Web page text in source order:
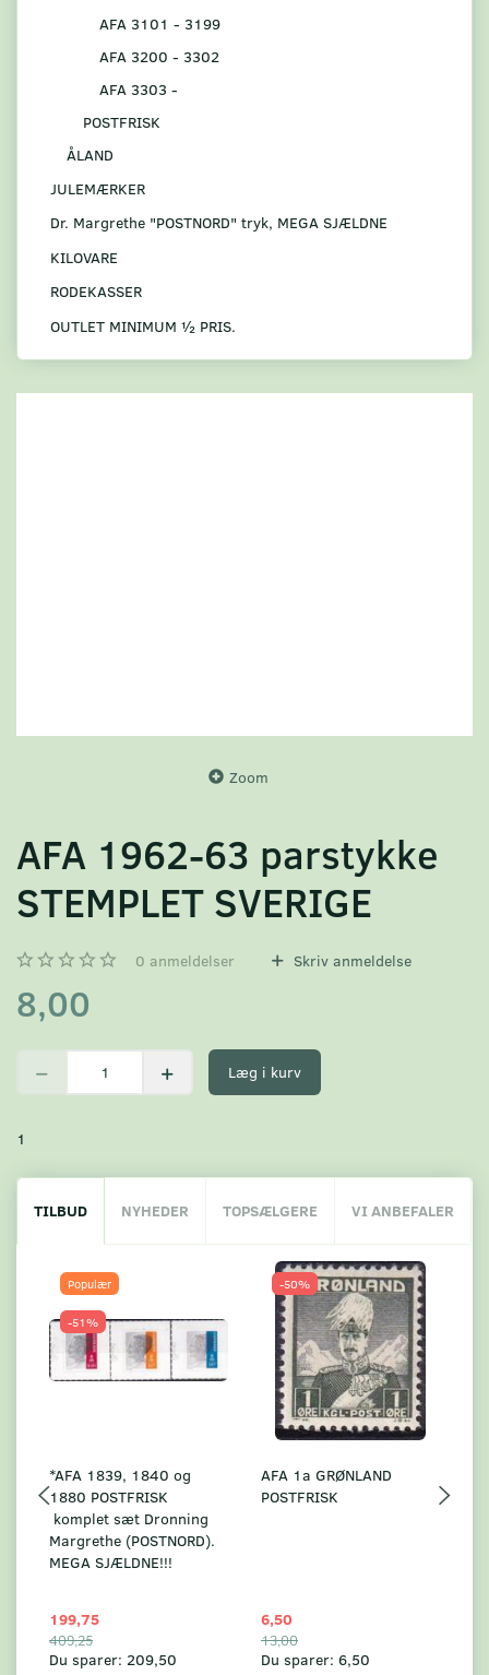
AFA 3101 - 3199
AFA 3200 - 3302
AFA 3303 -
POSTFRISK
ÅLAND
JULEMÆRKER
Dr. Margrethe "POSTNORD" tryk, MEGA SJÆLDNE
KILOVARE
RODEKASSER
OUTLET MINIMUM ½ PRIS.
Zoom
AFA 1962-63 parstykke
STEMPLET SVERIGE
0 anmeldelser Skriv anmeldelse
8,00
Læg i kurv
1
TILBUD NYHEDER TOPSÆLGERE VI ANBEFALER
Populær
-51%
*AFA 1839, 1840 og
1880 POSTFRISK
komplet sæt Dronning
Margrethe (POSTNORD).
MEGA SJÆLDNE!!!
199,75
409,25
Du sparer: 209,50
-50%
AFA 1a GRØNLAND
POSTFRISK
6,50
13,00
Du sparer: 6,50